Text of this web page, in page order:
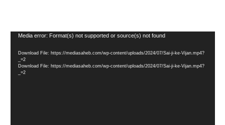
Video
Media error: Format(s) not supported or source(s) not found
Download File: https://mediasaheb.com/wp-content/uploads/2024/07/Sai-ji-ke-Vijan.mp4?
_=2
Download File: https://mediasaheb.com/wp-content/uploads/2024/07/Sai-ji-ke-Vijan.mp4?
_=2